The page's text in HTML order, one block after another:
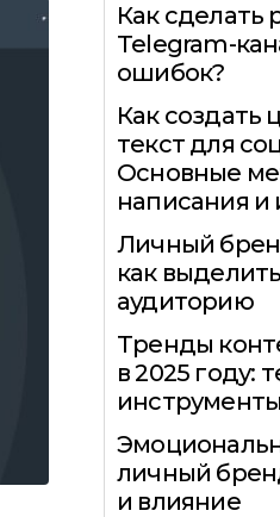
Как сделать
Telegram-
ошибок?
Как
текст для
Основные
написания и
Личный
как
аудиторию
Тренды
в 2025 году:
инструменты
личный
и влияние